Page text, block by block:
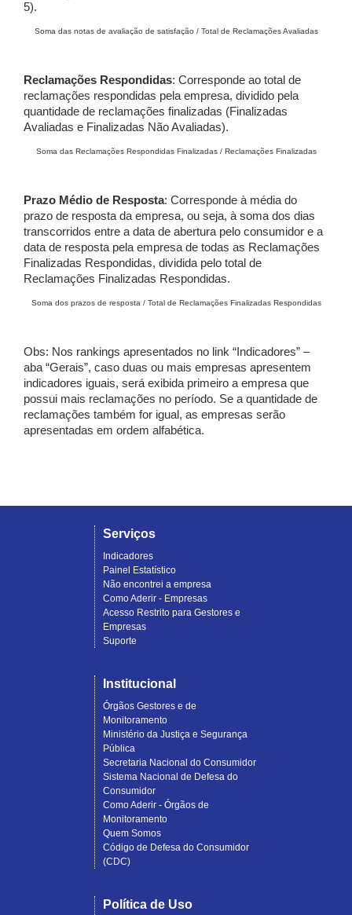
5).
Soma das notas de avaliação de satisfação / Total de Reclamações Avaliadas
Reclamações Respondidas: Corresponde ao total de
reclamações respondidas pela empresa, dividido pela
quantidade de reclamações finalizadas (Finalizadas
Avaliadas e Finalizadas Não Avaliadas).
Soma das Reclamações Respondidas Finalizadas / Reclamações Finalizadas
Prazo Médio de Resposta: Corresponde à média do
prazo de resposta da empresa, ou seja, à soma dos dias
transcorridos entre a data de abertura pelo consumidor e a
data de resposta pela empresa de todas as Reclamações
Finalizadas Respondidas, dividida pelo total de
Reclamações Finalizadas Respondidas.
Soma dos prazos de resposta / Total de Reclamações Finalizadas Respondidas
Obs: Nos rankings apresentados no link “Indicadores” –
aba “Gerais”, caso duas ou mais empresas apresentem
indicadores iguais, será exibida primeiro a empresa que
possui mais reclamações no período. Se a quantidade de
reclamações também for igual, as empresas serão
apresentadas em ordem alfabética.
Serviços
Indicadores
Painel Estatístico
Não encontrei a empresa
Como Aderir - Empresas
Acesso Restrito para Gestores e
Empresas
Suporte
Institucional
Órgãos Gestores e de
Monitoramento
Ministério da Justiça e Segurança
Pública
Secretaria Nacional do Consumidor
Sistema Nacional de Defesa do
Consumidor
Como Aderir - Órgãos de
Monitoramento
Quem Somos
Código de Defesa do Consumidor
(CDC)
Política de Uso